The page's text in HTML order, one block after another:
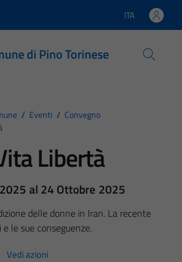
Lingua attiva:
ITA
di Pino Torinese
/ Eventi / Convegno
Libertà
al 24 Ottobre 2025
delle donne in Iran. La recente
le sue conseguenze.
Vedi azioni